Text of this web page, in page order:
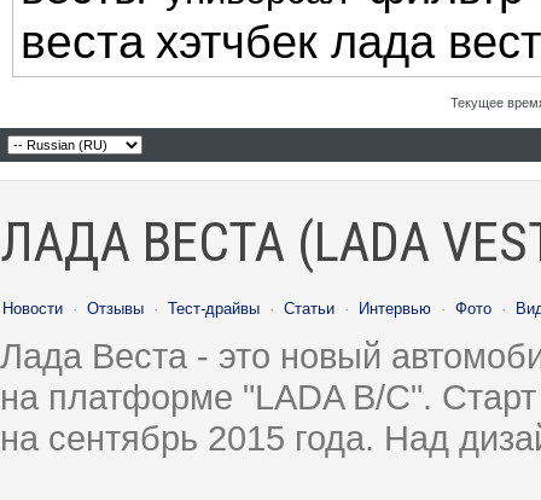
веста хэтчбек лада
Текущее
ЛАДА ВЕСТА (LADA
Новости · Отзывы · Тест-драйвы · Статьи · Интервью · Фото ·
Лада Веста - это новый
на платформе "LADA B/C".
на сентябрь 2015 года. Над